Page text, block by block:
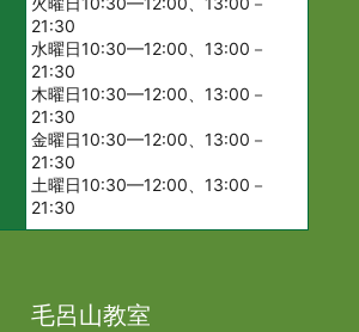
21:30
水曜日10:30—12:00、13:00－
21:30
木曜日10:30—12:00、13:00－
21:30
金曜日10:30—12:00、13:00－
21:30
土曜日10:30—12:00、13:00－
21:30
毛呂山教室